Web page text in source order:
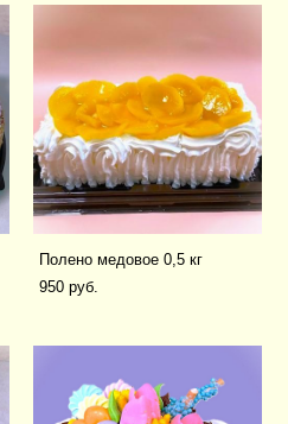
Полено медовое 0,5 кг
950 pуб.